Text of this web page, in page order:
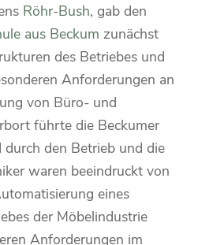
Röhr-Bush, gab den
aus Beckum zunächst
des Betriebes und
Anforderungen an
von Büro- und
führte die Beckumer
durch den Betrieb und die
waren beeindruckt von
eines
der Möbelindustrie
Anforderungen im